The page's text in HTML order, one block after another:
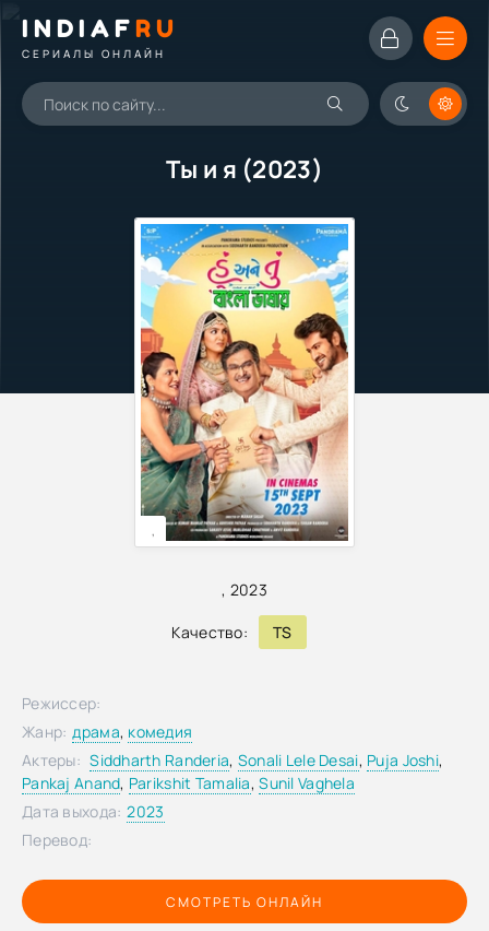
INDIAFRU
СЕРИАЛЫ ОНЛАЙН
Ты и я (2023)
, 2023
Качество: TS
,
СМОТРЕТЬ ОНЛАЙН
Режиссер:
Жанр: драма, комедия
Актеры: Siddharth Randeria, Sonali Lele Desai, Puja Joshi,
Pankaj Anand, Parikshit Tamalia,Sunil Vaghela
Дата выхода: 2023
Перевод: